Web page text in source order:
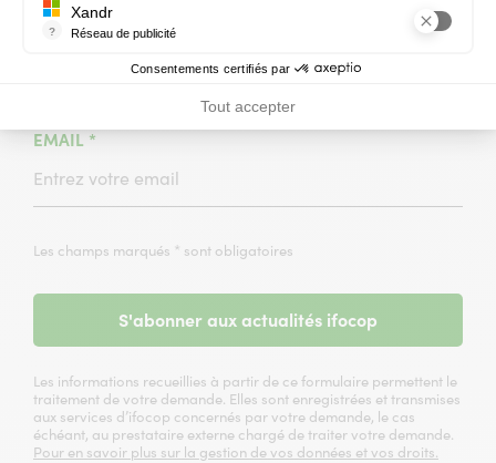
?
Xandr
Réseau de publicité
Consentements certifiés par
Tout accepter
NOM*(CHAMPS
OBLIGATOIRE)
EMAIL *
Les champs marqués * sont obligatoires
S'abonner aux actualités ifocop
Les informations recueillies à partir de ce formulaire permettent le
traitement de votre demande. Elles sont enregistrées et transmises
aux services d’ifocop concernés par votre demande, le cas
échéant, au prestataire externe chargé de traiter votre demande.
Pour en savoir plus sur la gestion de vos données et vos droits.